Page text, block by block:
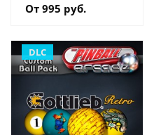
От 995 руб.
DLC